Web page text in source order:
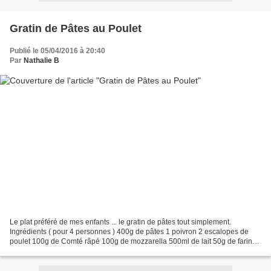
Gratin de Pâtes au Poulet
Publié le 05/04/2016 à 20:40
Par Nathalie B
Le plat préféré de mes enfants ... le gratin de pâtes tout simplement.
Ingrédients ( pour 4 personnes ) 400g de pâtes 1 poivron 2 escalopes de
poulet 100g de Comté râpé 100g de mozzarella 500ml de lait 50g de farine